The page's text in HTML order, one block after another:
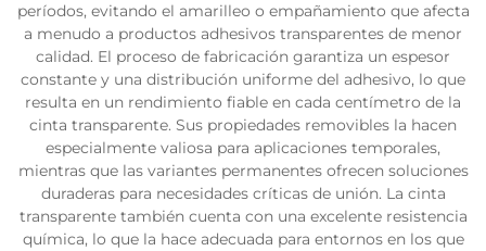
períodos, evitando el amarilleo o empañamiento que afecta
a menudo a productos adhesivos transparentes de menor
calidad. El proceso de fabricación garantiza un espesor
constante y una distribución uniforme del adhesivo, lo que
resulta en un rendimiento fiable en cada centímetro de la
cinta transparente. Sus propiedades removibles la hacen
especialmente valiosa para aplicaciones temporales,
mientras que las variantes permanentes ofrecen soluciones
duraderas para necesidades críticas de unión. La cinta
transparente también cuenta con una excelente resistencia
química, lo que la hace adecuada para entornos en los que